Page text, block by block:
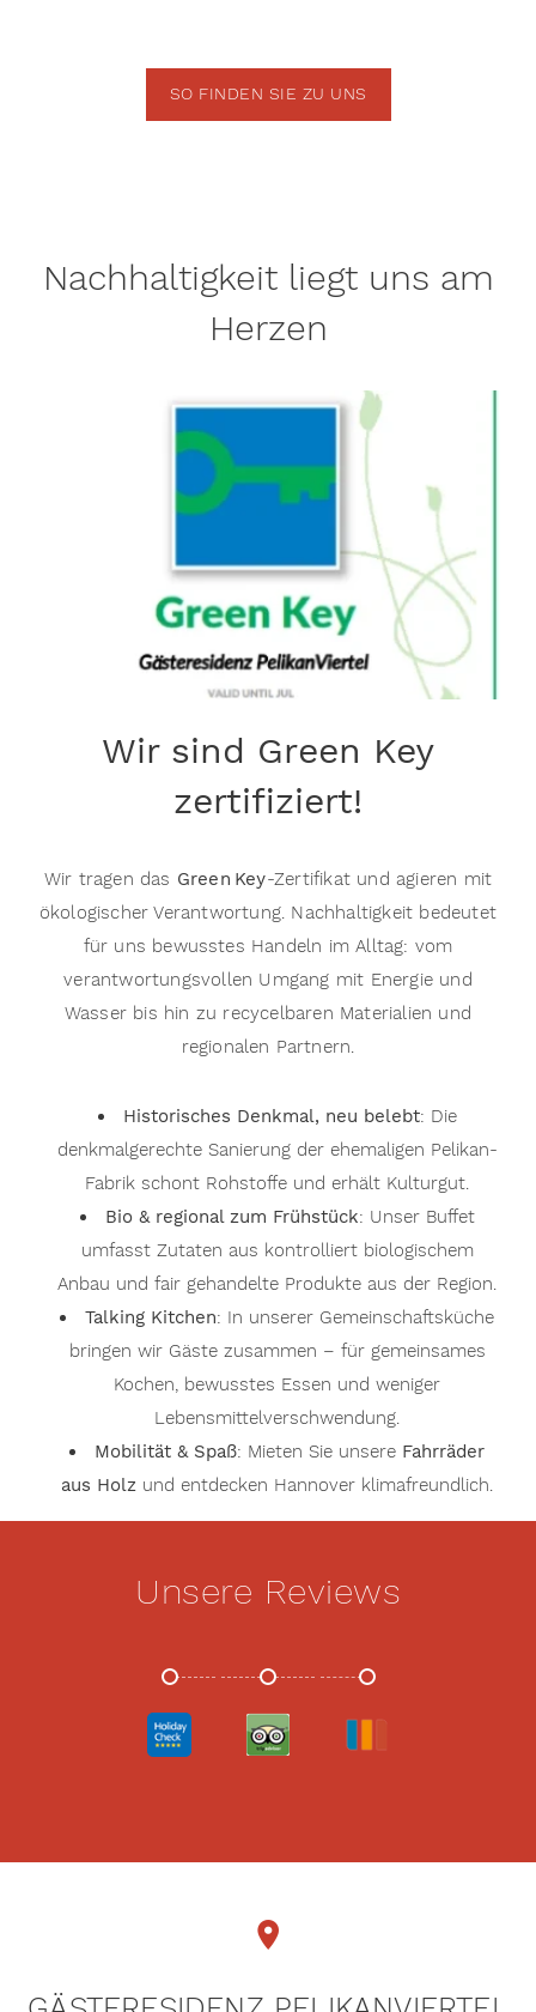
SO FINDEN SIE ZU UNS
Nachhaltigkeit liegt uns am
Herzen
Wir sind Green Key
zertifiziert!
Wir tragen das Green Key-Zertifikat und agieren mit
ökologischer Verantwortung. Nachhaltigkeit bedeutet
für uns bewusstes Handeln im Alltag: vom
verantwortungsvollen Umgang mit Energie und
Wasser bis hin zu recycelbaren Materialien und
regionalen Partnern.
Historisches Denkmal, neu belebt: Die
denkmalgerechte Sanierung der ehemaligen Pelikan-
Fabrik schont Rohstoffe und erhält Kulturgut.
Bio & regional zum Frühstück: Unser Buffet
umfasst Zutaten aus kontrolliert biologischem
Anbau und fair gehandelte Produkte aus der Region.
Talking Kitchen: In unserer Gemeinschaftsküche
bringen wir Gäste zusammen – für gemeinsames
Kochen, bewusstes Essen und weniger
Lebensmittelverschwendung.
Mobilität & Spaß: Mieten Sie unsere Fahrräder
aus Holz und entdecken Hannover klimafreundlich.
Unsere Reviews